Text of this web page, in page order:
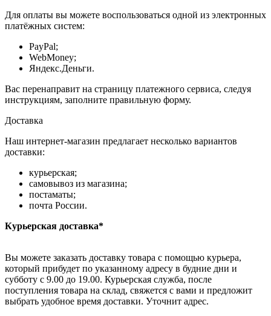
Для оплаты вы можете воспользоваться одной из электронных
платёжных систем:
PayPal;
WebMoney;
Яндекс.Деньги.
Вас перенаправит на страницу платежного сервиса, следуя
инструкциям, заполните правильную форму.
Доставка
Наш интернет-магазин предлагает несколько вариантов
доставки:
курьерская;
самовывоз из магазина;
постаматы;
почта России.
Курьерская доставка*
Вы можете заказать доставку товара с помощью курьера,
который прибудет по указанному адресу в будние дни и
субботу с 9.00 до 19.00. Курьерская служба, после
поступления товара на склад, свяжется с вами и предложит
выбрать удобное время доставки. Уточнит адрес.